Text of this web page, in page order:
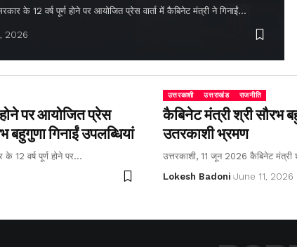
के 12 वर्ष पूर्ण होने पर आयोजित प्रेस वार्ता में कैबिनेट मंत्री ने गिनाईं…
2026
पर आयोजित प्रेस
बहुगुणा गिनाईं उपलब्धियां
12 वर्ष पूर्ण होने पर…
उत्तरकाशी उत्तराखंड राजनीति
कैबिनेट मंत्री श्री सौरभ
उतरकाशी भ्रमण
उत्तरकाशी, 11 जून 2026 कैबिनेट
Lokesh Badoni June 11, 2026